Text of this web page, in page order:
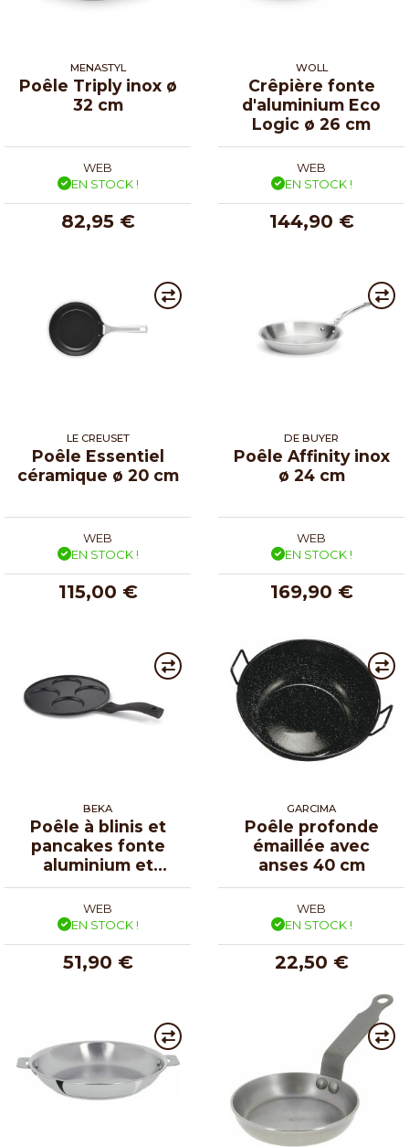
MENASTYL
Poêle Triply inox ø
32 cm
WEB
EN STOCK !
82,95 €
WOLL
Crêpière fonte
d'aluminium Eco
Logic ø 26 cm
WEB
EN STOCK !
144,90 €
LE CREUSET
Poêle Essentiel
céramique ø 20 cm
WEB
EN STOCK !
115,00 €
DE BUYER
Poêle Affinity inox
ø 24 cm
WEB
EN STOCK !
169,90 €
BEKA
Poêle à blinis et
pancakes fonte
aluminium et
céramique 4
empreintes Ø 26
cm
WEB
EN STOCK !
51,90 €
GARCIMA
Poêle profonde
émaillée avec
anses 40 cm
WEB
EN STOCK !
22,50 €